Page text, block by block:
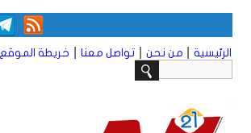
الرئيسية من نحن تواصل معنا خريطة الموقع